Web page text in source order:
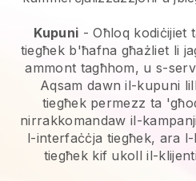
Kupuni - Oħloq kodiċijiet
tiegħek b'ħafna għażliet li
ammont tagħhom, u s-
Aqsam dawn il-kupuni
tiegħek permezz ta
nirrakkomandaw il-
l-interfaċċja tiegħek, ara
tiegħek kif ukoll il-